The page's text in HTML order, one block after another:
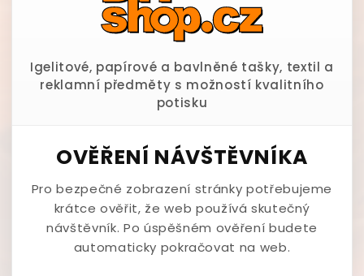
Igelitové, papírové a bavlněné tašky, textil a
reklamní předměty s možností kvalitního
potisku
OVĚŘENÍ NÁVŠTĚVNÍKA
Pro bezpečné zobrazení stránky potřebujeme
krátce ověřit, že web používá skutečný
návštěvník. Po úspěšném ověření budete
automaticky pokračovat na web.